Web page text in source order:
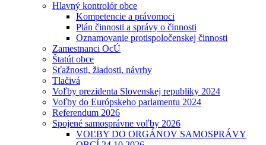
Hlavný kontrolór obce
Kompetencie a právomoci
Plán činnosti a správy o činnosti
Oznamovanie protispoločenskej činnosti
Zamestnanci OcÚ
Štatút obce
Sťažnosti, žiadosti, návrhy
Tlačivá
Voľby prezidenta Slovenskej republiky 2024
Voľby do Európskeho parlamentu 2024
Referendum 2026
Spojené samosprávne voľby 2026
VOĽBY DO ORGÁNOV SAMOSPRÁVY